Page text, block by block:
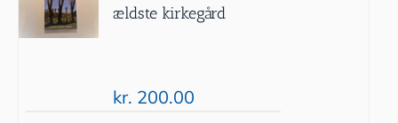
ældste kirkegård
kr. 200.00